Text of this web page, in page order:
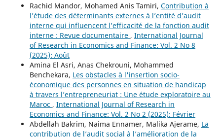
Rachid Mandor, Mohamed Anis Tamiri, Contribution à
l’étude des déterminants externes à l’entité d’audit
interne qui influencent l’efficacité de la fonction audit
interne : Revue documentaire , International Journal
of Research in Economics and Finance: Vol. 2 No 8
(2025): Août
Amina El Asri, Anas Chekrouni, Mohammed
Benchekara, Les obstacles à l'insertion socio-
économique des personnes en situation de handicap
à travers l’entrepreneuriat : Une étude exploratoire au
Maroc , International Journal of Research in
Economics and Finance: Vol. 2 No 2 (2025): Février
Abdellah Bakrim, Naima Ennamer, Malika Ajerame, La
contribution de l’audit social à l’amélioration de la